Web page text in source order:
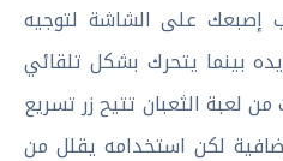
إصبعك على الشاشة لتوجيه
بينما يتحرك بشكل تلقائي
لعبة الثعبان تتيح زر تسريع
لكن استخدامه يقلل من